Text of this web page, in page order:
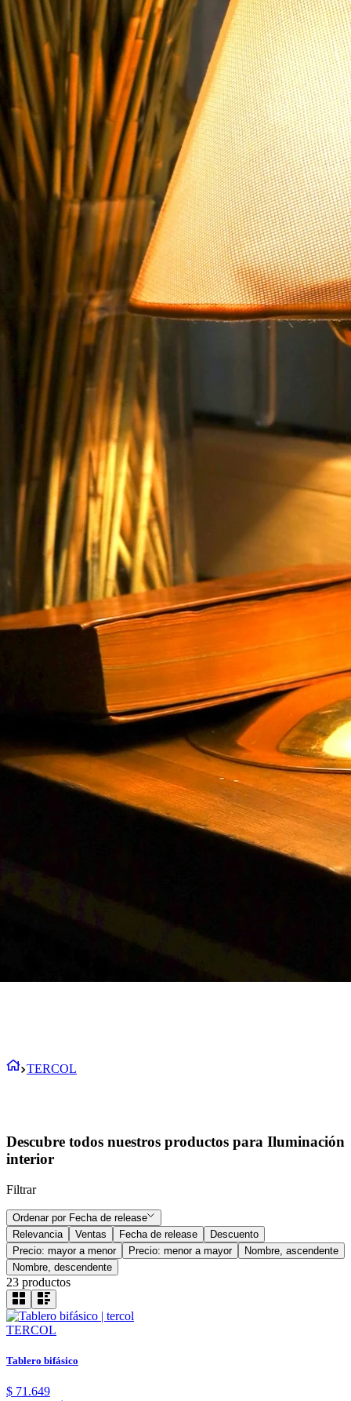
TERCOL
Descubre todos nuestros productos para Iluminación
interior
Filtrar
Ordenar por Fecha de release
Relevancia
Ventas Fecha de release
Descuento
Precio: mayor a menor
Precio: menor a mayor
Nombre, ascendente
Nombre, descendente
23 productos
TERCOL
Tablero bifásico
$ 71 .649